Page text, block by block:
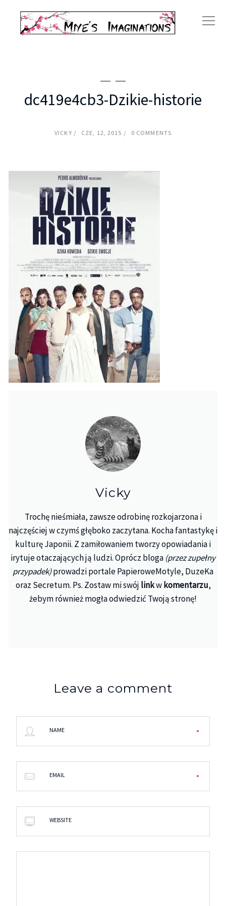
dc419e4cb3-Dzikie-historie
VICKY CZE, 12, 2015 0 COMMENTS
Vicky
Trochę nieśmiała, zawsze odrobinę rozkojarzona i
najczęściej w czymś głęboko zaczytana. Kocha fantastykę i
kulturę Japonii. Z zamiłowaniem tworzy opowiadania i
irytuje otaczających ją ludzi. Oprócz bloga (przez zupełny
przypadek)prowadzi portale PapieroweMotyle, DuzeKa
oraz Secretum. Ps. Zostaw mi swój linkwkomentarzu,
żebym również mogła odwiedzić Twoją stronę!
Leave a comment
NAME
EMAIL
WEBSITE